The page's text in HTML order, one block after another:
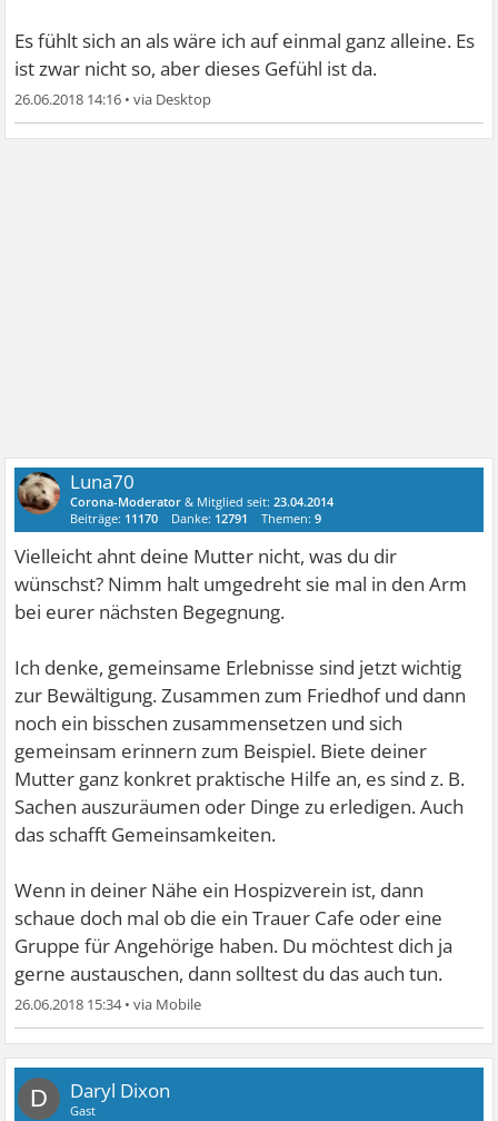
Es fühlt sich an als wäre ich auf einmal ganz alleine. Es
ist zwar nicht so, aber dieses Gefühl ist da.
26.06.2018 14:16 •
Luna70
Corona-Moderator & Mitglied seit:23.04.2014
Beiträge: 11170 Danke: 12791 Themen:9
Vielleicht ahnt deine Mutter nicht, was du dir
wünschst? Nimm halt umgedreht sie mal in den Arm
bei eurer nächsten Begegnung.
Ich denke, gemeinsame Erlebnisse sind jetzt wichtig
zur Bewältigung. Zusammen zum Friedhof und dann
noch ein bisschen zusammensetzen und sich
gemeinsam erinnern zum Beispiel. Biete deiner
Mutter ganz konkret praktische Hilfe an, es sind z. B.
Sachen auszuräumen oder Dinge zu erledigen. Auch
das schafft Gemeinsamkeiten.
Wenn in deiner Nähe ein Hospizverein ist, dann
schaue doch mal ob die ein Trauer Cafe oder eine
Gruppe für Angehörige haben. Du möchtest dich ja
gerne austauschen, dann solltest du das auch tun.
26.06.2018 15:34•
D Daryl Dixon
Gast